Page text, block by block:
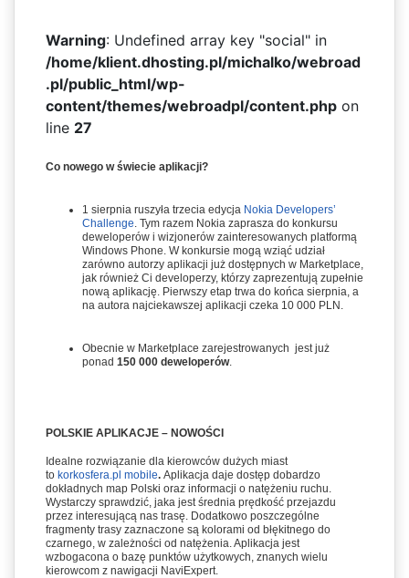
Warning: Undefined array key "social" in
/home/klient.dhosting.pl/michalko/webroad
.pl/public_html/wp-
content/themes/webroadpl/content.phpon
line 27
Co nowego w świecie aplikacji?
1 sierpnia ruszyła trzecia edycja Nokia Developers’
Challenge. Tym razem Nokia zaprasza do konkursu
deweloperów i wizjonerów zainteresowanych platformą
Windows Phone. W konkursie mogą wziąć udział
zarówno autorzy aplikacji już dostępnych w Marketplace,
jak również Ci developerzy, którzy zaprezentują zupełnie
nową aplikację. Pierwszy etap trwa do końca sierpnia, a
na autora najciekawszej aplikacji czeka 10 000 PLN.
Obecnie w Marketplace zarejestrowanych jest już
ponad 150 000 deweloperów.
POLSKIE APLIKACJE – NOWOŚCI
Idealne rozwiązanie dla kierowców dużych miast
to korkosfera.pl mobile. Aplikacja daje dostęp dobardzo
dokładnych map Polski oraz informacji o natężeniu ruchu.
Wystarczy sprawdzić, jaka jest średnia prędkość przejazdu
przez interesującą nas trasę. Dodatkowo poszczególne
fragmenty trasy zaznaczone są kolorami od błękitnego do
czarnego, w zależności od natężenia. Aplikacja jest
wzbogacona o bazę punktów użytkowych, znanych wielu
kierowcom z nawigacji NaviExpert.